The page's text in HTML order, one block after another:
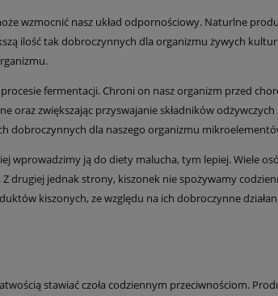
wzmocnić nasz układ odpornościowy. Naturlne
ilość tak dobroczynnych dla organizmu żywych
fermentacji. Chroni on nasz organizm przed
oraz zwiększając przyswajanie składników
dobroczynnych dla naszego organizmu
wprowadzimy ją do diety malucha, tym lepiej. Wiele
drugiej jednak strony, kiszonek nie spożywamy
kiszonych, ze względu na ich dobroczynne
stawiać czoła codziennym przeciwnościom.